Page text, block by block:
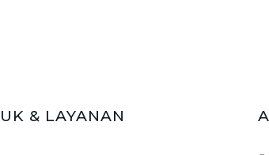
& LAYANAN